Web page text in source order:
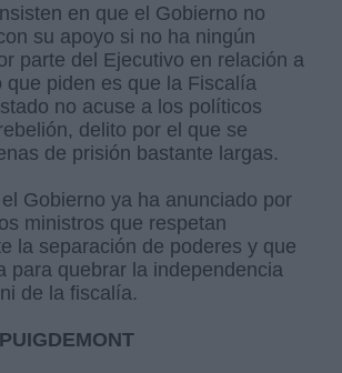
en que el Gobierno no
su apoyo si no ha ningún
parte del Ejecutivo en relación a
que piden es que la Fiscalía
no acuse a los políticos
delito por el que se
de prisión bastante largas.
Gobierno ya ha anunciado por
ministros que respetan
la separación de poderes y que
para quebrar la independencia
de la fiscalía.